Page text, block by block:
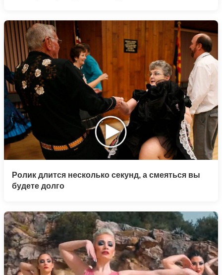
Ролик длится несколько секунд, а смеяться вы
будете долго